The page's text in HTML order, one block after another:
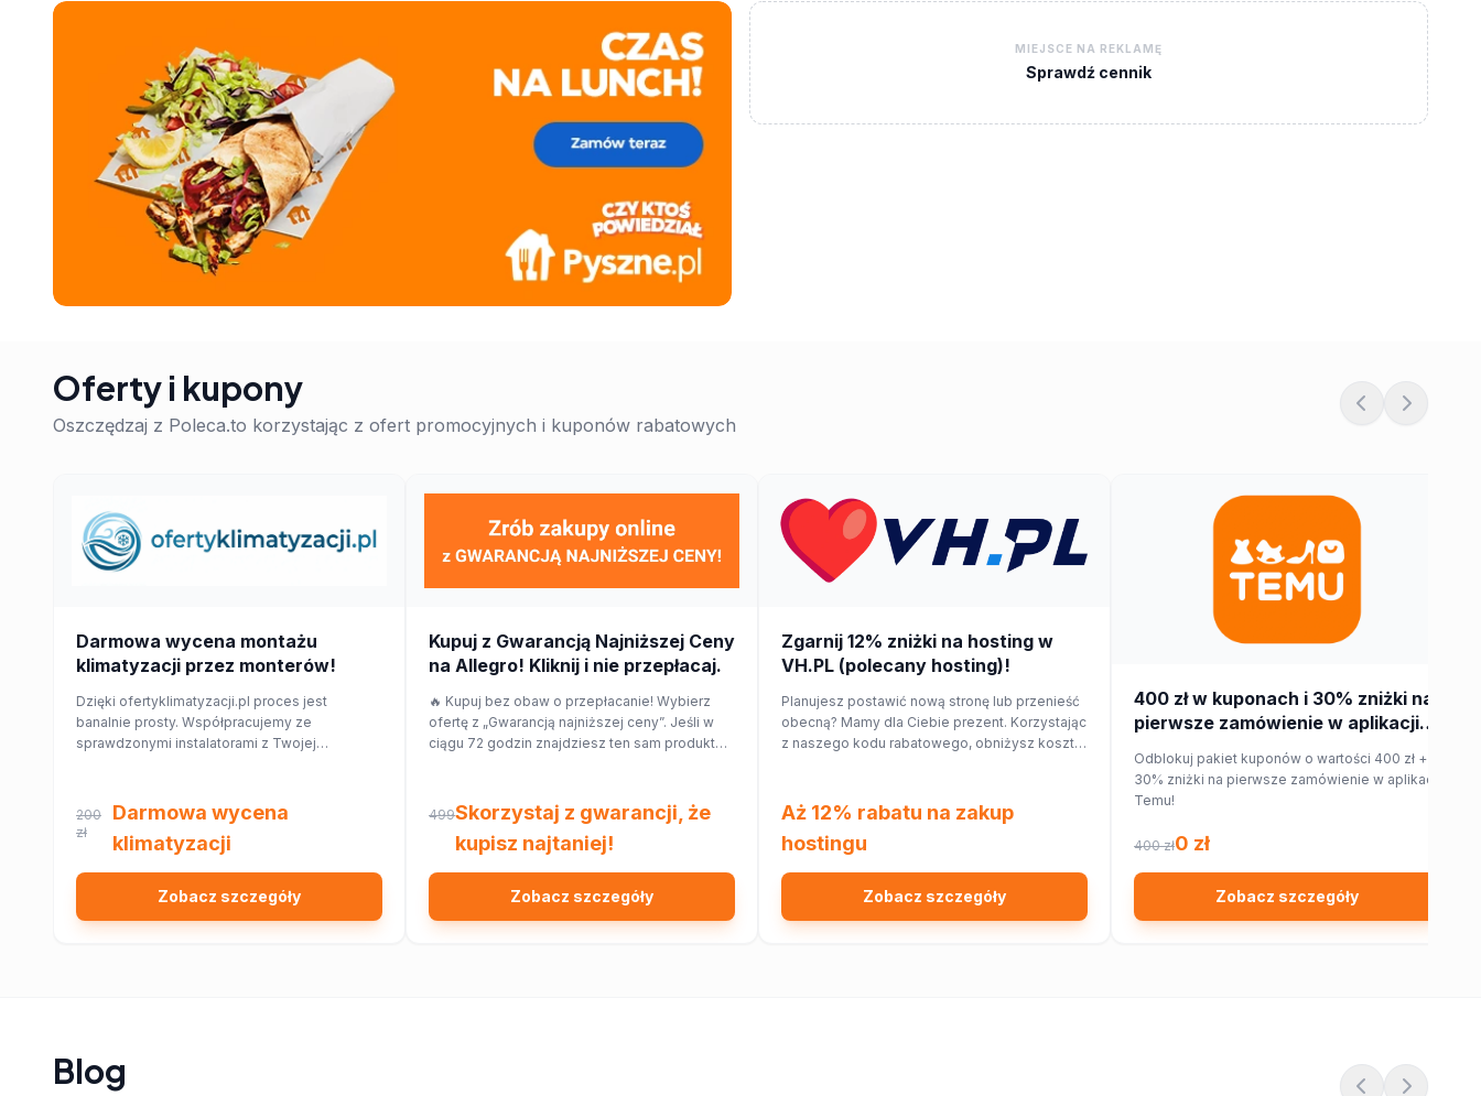
MIEJSCE NA REKLAMĘ
Sprawdź cennik
Oferty i kupony
Oszczędzaj z Poleca.to korzystając z ofert promocyjnych i kuponów rabatowych
Darmowa wycena montażu
klimatyzacji przez monterów!
Dzięki ofertyklimatyzacji.pl proces jest
banalnie prosty. Współpracujemy ze
sprawdzonymi instalatorami z Twojej
domu lub mieszkania.
200
zł
Darmowa wycena
klimatyzacji
Zobacz szczegóły
Kupuj z Gwarancją Najniższej Ceny
na Allegro! Kliknij i nie przepłacaj.
🔥 Kupuj bez obaw o przepłacanie! Wybierz
ofertę z „Gwarancją najniższej ceny”. Jeśli w
ciągu 72 godzin znajdziesz ten sam produkt
499Skorzystaj z gwarancji, że
kupisz najtaniej!
Zobacz szczegóły
Zgarnij 12% zniżki na hosting w
VH.PL (polecany hosting)!
Planujesz postawić nową stronę lub przenieść
obecną? Mamy dla Ciebie prezent. Korzystając
z naszego kodu rabatowego, obniżysz koszt
Aż 12% rabatu na zakup
hostingu
Zobacz szczegóły
400 zł w kuponach i 30% zniżki na
pierwsze zamówienie w aplikacji
Odblokuj pakiet kuponów o wartości 400 zł +
30% zniżki na pierwsze zamówienie w aplikacji
Temu!
400 zł0 zł
Zobacz szczegóły
Blog